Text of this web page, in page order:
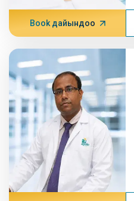
Book дайындоо